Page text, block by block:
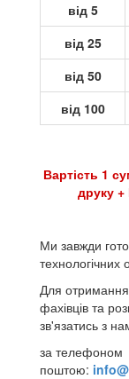
від 5
від 25
від 50
від 100
Вартість 1
друку +
Ми завжди
Для отримання
фахівців та
зв'язатись з
за телефоном
поштою: